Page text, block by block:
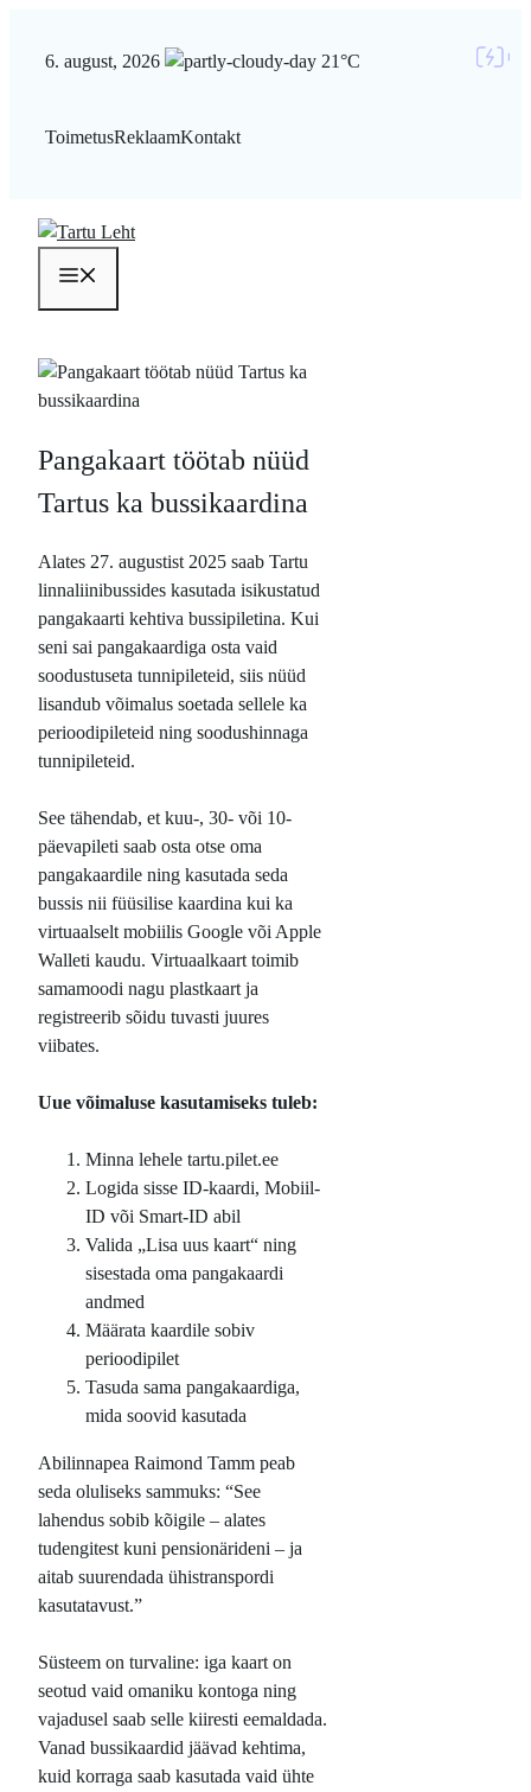
6. august, 2026 21°C
ToimetusReklaamKontakt
Pangakaart töötab nüüd
Tartus ka bussikaardina
Alates 27. augustist 2025 saab Tartu
linnaliinibussides kasutada isikustatud
pangakaarti kehtiva bussipiletina. Kui
seni sai pangakaardiga osta vaid
soodustuseta tunnipileteid, siis nüüd
lisandub võimalus soetada sellele ka
perioodipileteid ning soodushinnaga
tunnipileteid.
See tähendab, et kuu-, 30- või 10-
päevapileti saab osta otse oma
pangakaardile ning kasutada seda
bussis nii füüsilise kaardina kui ka
virtuaalselt mobiilis Google või Apple
Walleti kaudu. Virtuaalkaart toimib
samamoodi nagu plastkaart ja
registreerib sõidu tuvasti juures
viibates.
Uue võimaluse kasutamiseks tuleb:
Minna lehele tartu.pilet.ee
Logida sisse ID-kaardi, Mobiil-
ID või Smart-ID abil
Valida „Lisa uus kaart“ ning
sisestada oma pangakaardi
andmed
Määrata kaardile sobiv
perioodipilet
Tasuda sama pangakaardiga,
mida soovid kasutada
Abilinnapea Raimond Tamm peab
seda oluliseks sammuks: “See
lahendus sobib kõigile – alates
tudengitest kuni pensionärideni – ja
aitab suurendada ühistranspordi
kasutatavust.”
Süsteem on turvaline: iga kaart on
seotud vaid omaniku kontoga ning
vajadusel saab selle kiiresti eemaldada.
Vanad bussikaardid jäävad kehtima,
kuid korraga saab kasutada vaid ühte